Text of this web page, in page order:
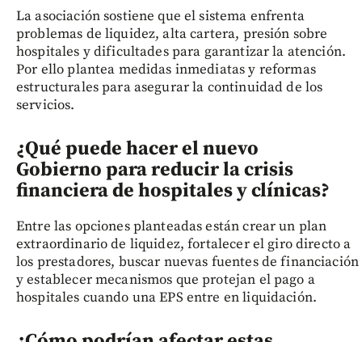
La asociación sostiene que el sistema enfrenta
problemas de liquidez, alta cartera, presión sobre
hospitales y dificultades para garantizar la atención.
Por ello plantea medidas inmediatas y reformas
estructurales para asegurar la continuidad de los
servicios.
¿Qué puede hacer el nuevo
Gobierno para reducir la crisis
financiera de hospitales y clínicas?
Entre las opciones planteadas están crear un plan
extraordinario de liquidez, fortalecer el giro directo a
los prestadores, buscar nuevas fuentes de financiación
y establecer mecanismos que protejan el pago a
hospitales cuando una EPS entre en liquidación.